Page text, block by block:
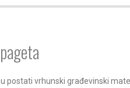
postati vrhunski građevinski